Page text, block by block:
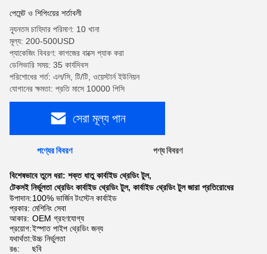
পেমেন্ট ও শিপিংয়ের শর্তাবলী
ন্যূনতম চাহিদার পরিমাণ: 10 খানা
মূল্য: 200-500USD
প্যাকেজিং বিবরণ: কাগজের বাক্সে প্যাক করা
ডেলিভারি সময়: 35 কার্যদিবস
পরিশোধের শর্ত: এল/সি, টি/টি, ওয়েস্টার্ন ইউনিয়ন
যোগানের ক্ষমতা: প্রতি মাসে 10000 পিসি
সেরা মূল্য পান
পণ্যের বিবরণ পণ্য বিবরণ
বিশেষভাবে তুলে ধরা: শক্ত ধাতু কার্বাইড থ্রেডিং টুল,
টেকসই নির্ভুলতা থ্রেডিং কার্বাইড থ্রেডিং টুল, কার্বাইড থ্রেডিং টুল জারা প্রতিরোধের
উপাদান:100% ভার্জিন টংস্টেন কার্বাইড
প্রকার: মেশিনিং সেবা
আকার: OEM গ্রহণযোগ্য
প্রয়োগ:ইস্পাত পাইপ থ্রেডিং জন্য
যথার্থতা:উচ্চ নির্ভুলতা
রঙ:
ছবি